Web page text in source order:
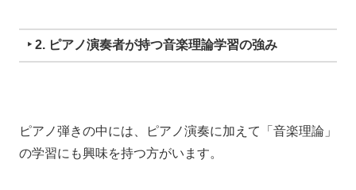
‣ 2. ピアノ演奏者が持つ音楽理論学習の強み
ピアノ弾きの中には、
ピアノ演奏に加えて「音楽理論」
の学習にも興味を持つ方がいます。